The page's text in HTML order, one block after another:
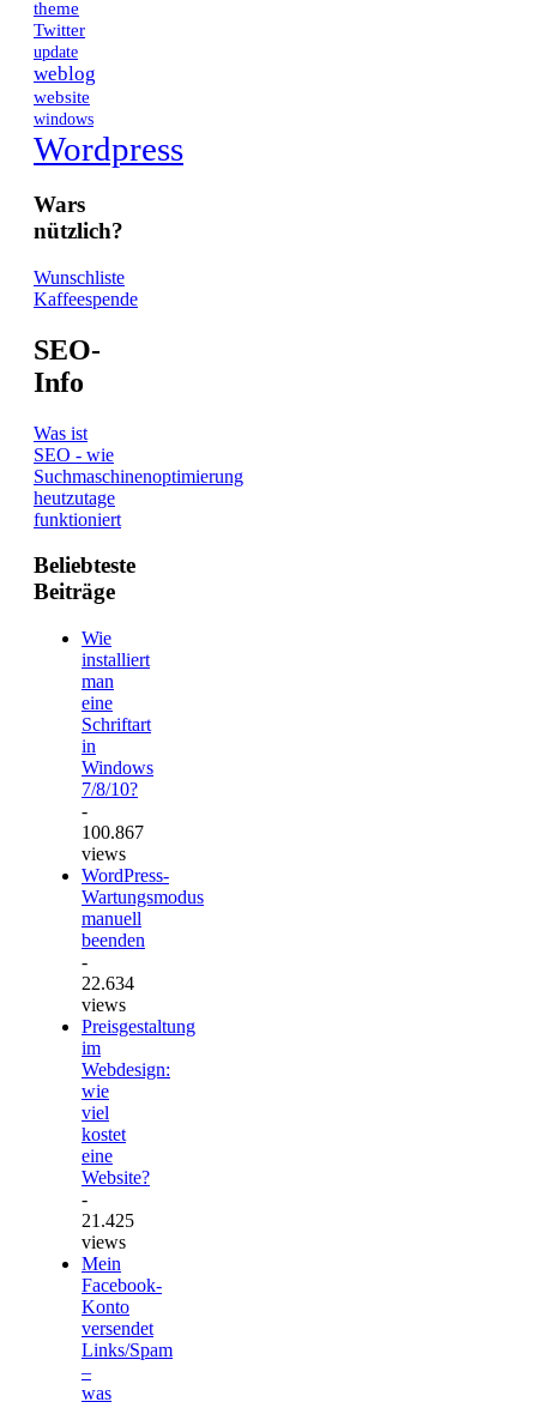
theme
Twitter
update
weblog
website
windows
Wordpress
Wars
nützlich?
Wunschliste
Kaffeespende
SEO-
Info
Was ist
SEO - wie
Suchmaschinenoptimierung
heutzutage
funktioniert
Beliebteste
Beiträge
Wie
installiert
man
eine
Schriftart
in
Windows
7/8/10?
-
100.867
views
WordPress-
Wartungsmodus
manuell
beenden
-
22.634
views
Preisgestaltung
im
Webdesign:
wie
viel
kostet
eine
Website?
-
21.425
views
Mein
Facebook-
Konto
versendet
Links/Spam
–
was